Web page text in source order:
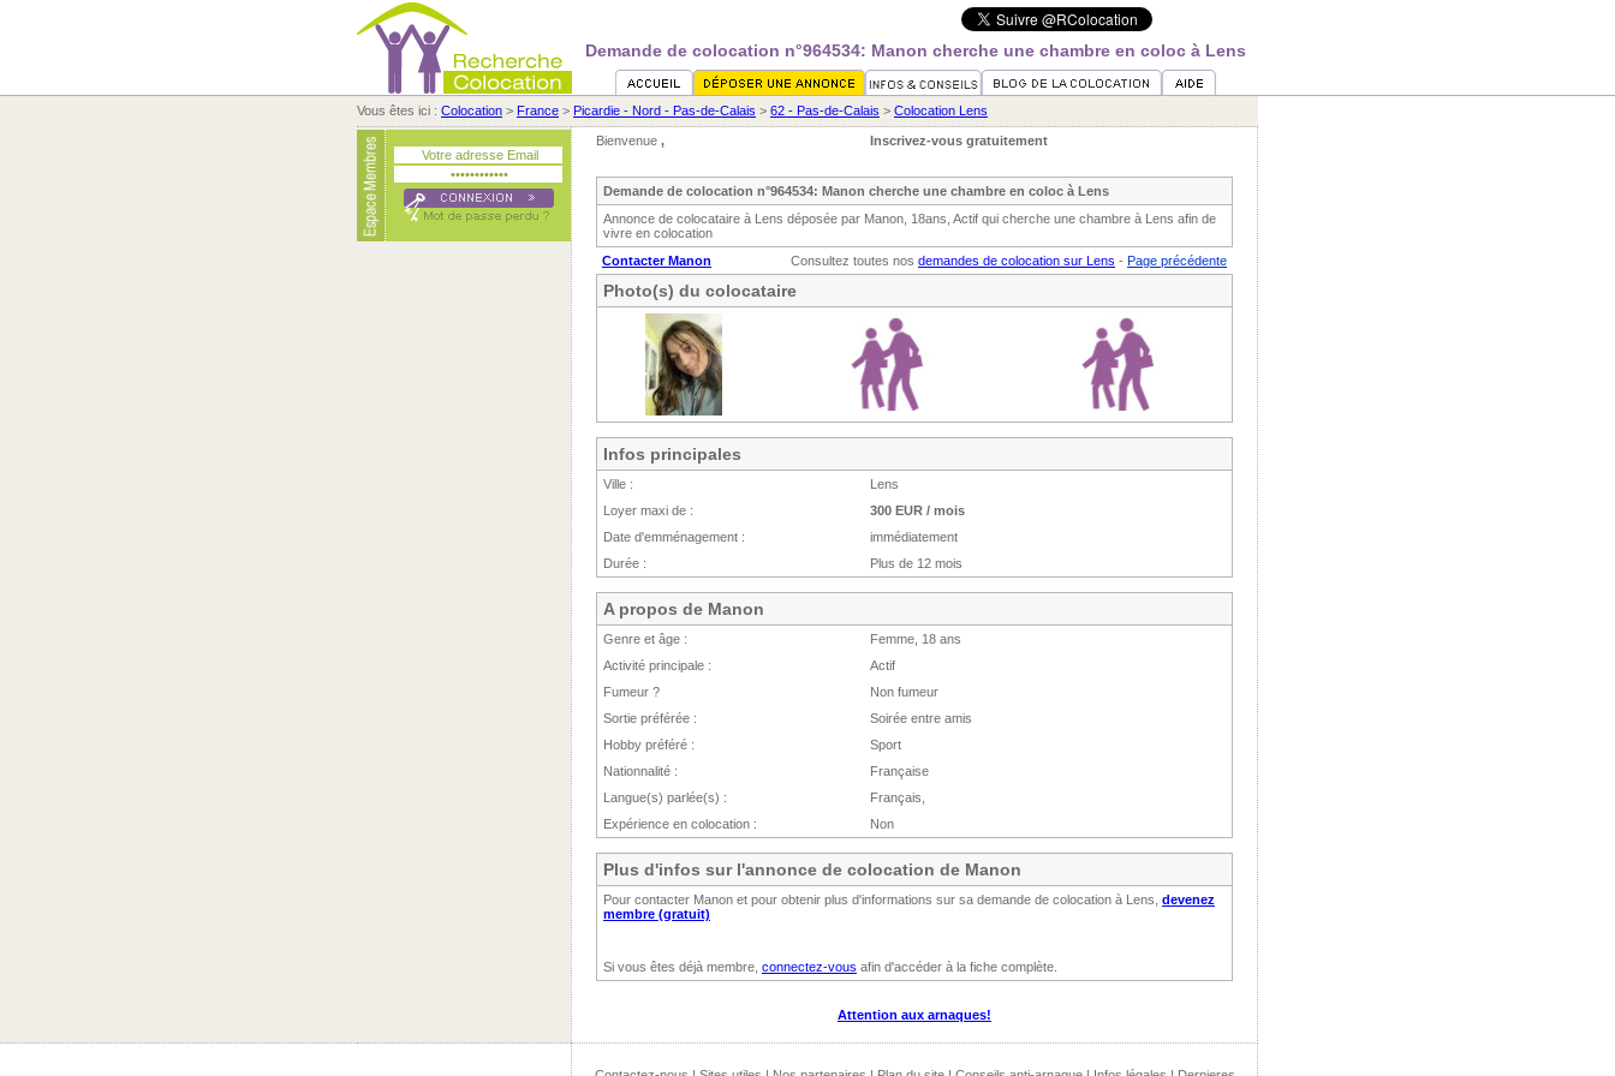
Demande de colocation n°964534: Manon cherche une chambre en coloc à Lens
Vous êtes ici : Colocation > France > Picardie - Nord - Pas-de-Calais > 62 - Pas-de-Calais > Colocation Lens
Bienvenue , Inscrivez-vous gratuitement
Demande de colocation n°964534: Manon cherche une chambre en coloc à Lens
Annonce de colocataire à Lens déposée par Manon, 18ans, Actif qui cherche une chambre à Lens afin de
vivre en colocation
Contacter Manon
Consultez toutes nos demandes de colocation sur Lens - Page précédente
Photo(s) du colocataire
Infos principales
Ville :
Lens
Loyer maxi de :
300 EUR / mois
Date d'emménagement :
immédiatement
Durée :
Plus de 12 mois
A propos de Manon
Genre et âge :
Femme, 18 ans
Activité principale :
Actif
Fumeur ?
Non fumeur
Sortie préférée :
Soirée entre amis
Hobby préféré :
Sport
Nationnalité :
Française
Langue(s) parlée(s) :
Français,
Expérience en colocation :
Non
Plus d'infos sur l'annonce de colocation de Manon
Pour contacter Manon et pour obtenir plus d'informations sur sa demande de colocation à Lens, devenez
membre (gratuit)
Si vous êtes déjà membre, connectez-vous afin d'accéder à la fiche complète.
Attention aux arnaques!